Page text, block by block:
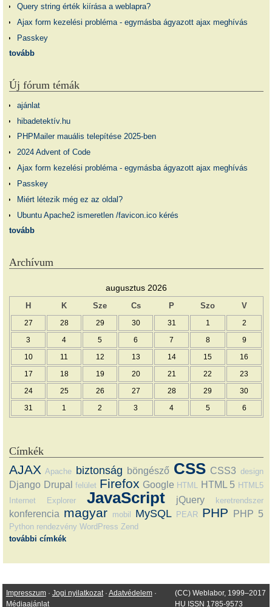
Query string érték kiírása a weblapra?
Ajax form kezelési probléma - egymásba ágyazott ajax meghívás
Passkey
tovább
Új fórum témák
ajánlat
hibadetektív.hu
PHPMailer mauális telepítése 2025-ben
2024 Advent of Code
Ajax form kezelési probléma - egymásba ágyazott ajax meghívás
Passkey
Miért létezik még ez az oldal?
Ubuntu Apache2 ismeretlen /favicon.ico kérés
tovább
Archívum
augusztus 2026
H K Sze Cs P Szo V
27 28 29 30 31 1 2
3 4 5 6 7 8 9
10 11 12 13 14 15 16
17 18 19 20 21 22 23
24 25 26 27 28 29 30
31 1 2 3 4 5 6
Címkék
AJAX Apache biztonság böngésző CSS CSS3 design
Django Drupal felület Firefox Google HTML HTML 5 HTML5
Internet Explorer
JavaScript jQuery keretrendszer
konferencia magyar mobil MySQL PEAR PHP PHP 5
Python rendezvény WordPress Zend
további címkék
(CC) Weblabor, 1999–2017
HU ISSN 1785-9573
Impresszum· Jogi nyilatkozat· Adatvédelem·
Médiaajánlat